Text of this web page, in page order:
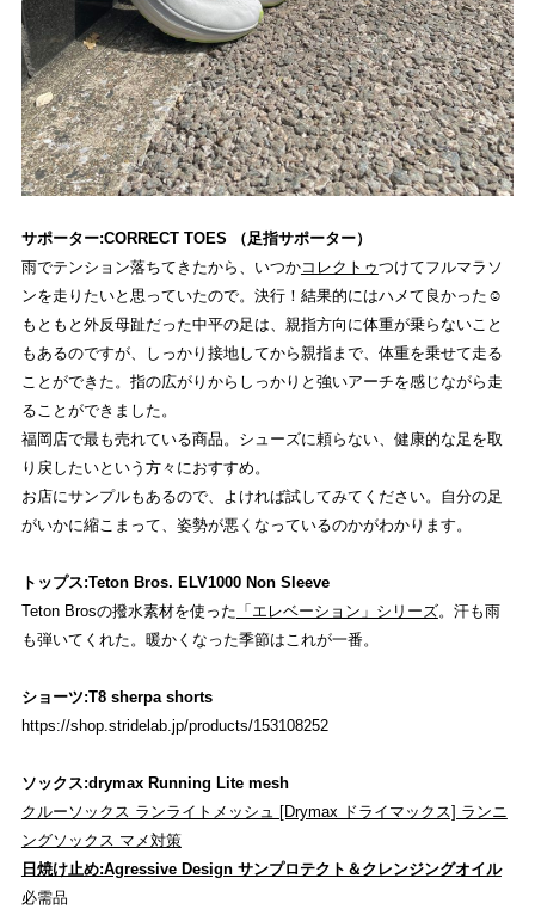
サポーター:CORRECT TOES （足指サポーター）
雨でテンション落ちてきたから、いつかコレクトゥつけてフルマラソ
ンを走りたいと思っていたので。決行！結果的にはハメて良かった☺︎
もともと外反母趾だった中平の足は、親指方向に体重が乗らないこと
もあるのですが、しっかり接地してから親指まで、体重を乗せて走る
ことができた。指の広がりからしっかりと強いアーチを感じながら走
ることができました。
福岡店で最も売れている商品。シューズに頼らない、健康的な足を取
り戻したいという方々におすすめ。
お店にサンプルもあるので、よければ試してみてください。自分の足
がいかに縮こまって、姿勢が悪くなっているのかがわかります。
トップス:Teton Bros. ELV1000 Non Sleeve
Teton Brosの撥水素材を使った 「エレベーション」シリーズ。汗も雨
も弾いてくれた。暖かくなった季節はこれが一番。
ショーツ:T8 sherpa shorts
https://shop.stridelab.jp/products/153108252
ソックス:drymax Running Lite mesh
クルーソックス ランライトメッシュ [Drymax ドライマックス] ランニ
ングソックス マメ対策
日焼け止め:Agressive Design サンプロテクト＆クレンジングオイル
必需品